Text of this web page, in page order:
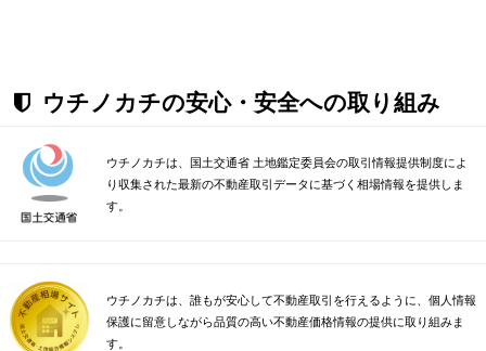
ウチノカチの安心・安全への取り組み
ウチノカチは、国土交通省 土地鑑定委員会の取引情報提供制度によ
り収集された最新の不動産取引データに基づく相場情報を提供しま
す。
ウチノカチは、誰もが安心して不動産取引を行えるように、個人情報
保護に留意しながら品質の高い不動産価格情報の提供に取り組みま
す。